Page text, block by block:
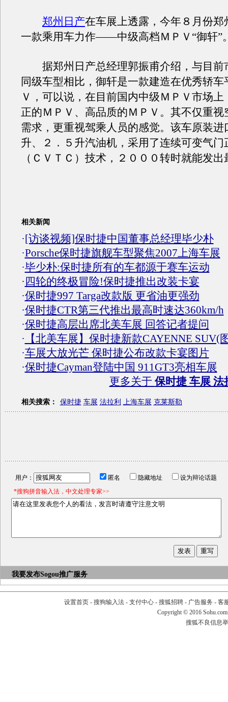
郑州日产在车展上透露，今年８月份郑
一款乘用车力作——中级高档ＭＰＶ“御轩”
据郑州日产总经理郭振甫介绍，与目前
同级车型相比，御轩是一款建造在优秀轿车
Ｖ，可以说，在目前国内中级ＭＰＶ市场
正的ＭＰＶ、高品质的ＭＰＶ。其不仅重视
需求，更重视驾乘人员的感觉。该车原装进
升、２．５升汽油机，采用了连续可变气门
（ＣＶＴＣ）技术，２０００转时就能发
相关新闻
·[访谈视频]保时捷中国董事总经理毕少朴
·Porsche保时捷旗舰车型聚焦2007上海车展
·毕少朴:保时捷所有的车都源于赛车运动
·四轮的终极冒险!保时捷推出改装卡宴
·保时捷997 Targa改款版 更省油更强劲
·保时捷CTR第三代推出最高时速达360km/h
·保时捷高层出席北美车展 回答记者提问
· 【北美车展】保时捷新款CAYENNE SUV(
·车展大放光芒 保时捷公布改款卡宴图片
·保时捷Cayman登陆中国 911GT3亮相车展
更多关于保时捷 车展 法
相关搜索： 保时捷 车展 法拉利 上海车展 克莱斯勒
用户： 匿名 隐藏地址
设为辩论话题
*搜狗拼音输入法，中文处理专家>>
我要发布Sogou推广服务
设置首页- 搜狗输入法- 支付中心- 搜狐招聘- 广告服务 - 客
Copyright © 2016
搜狐不良信息